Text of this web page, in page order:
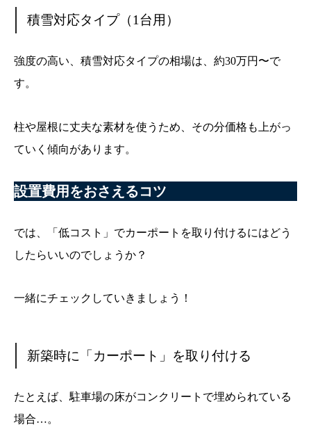
積雪対応タイプ（1台用）
強度の高い、積雪対応タイプの相場は、約30万円〜で
す。
柱や屋根に丈夫な素材を使うため、その分価格も上がっ
ていく傾向があります。
設置費用をおさえるコツ
では、「低コスト」でカーポートを取り付けるにはどう
したらいいのでしょうか？
一緒にチェックしていきましょう！
新築時に「カーポート」を取り付ける
たとえば、駐車場の床がコンクリートで埋められている
場合…。